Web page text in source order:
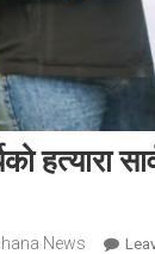
हत्यारा
News